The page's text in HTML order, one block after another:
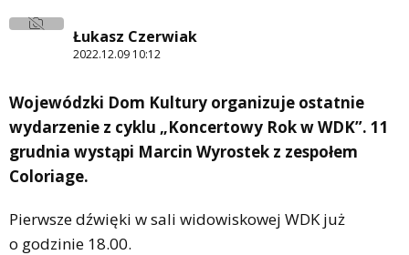
Łukasz Czerwiak
2022.12.09 10:12
Wojewódzki Dom Kultury organizuje ostatnie
wydarzenie z cyklu „Koncertowy Rok w WDK”. 11
grudnia wystąpi Marcin Wyrostek z zespołem
Coloriage.
Pierwsze dźwięki w sali widowiskowej WDK już
o godzinie 18.00.